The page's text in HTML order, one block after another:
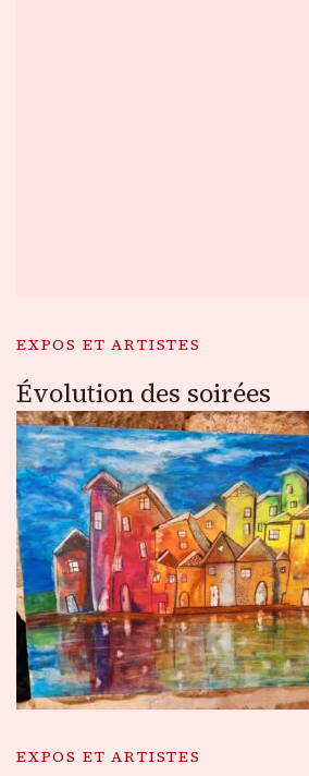
EXPOS ET ARTISTES
Évolution des soirées
EXPOS ET ARTISTES